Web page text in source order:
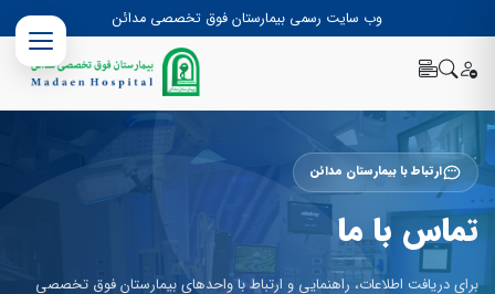
وب سایت رسمی بیمارستان فوق تخصصی مدائن
ارتباط با بیمارستان مدائن
تماس با ما
برای دریافت اطلاعات، راهنمایی و ارتباط با واحدهای بیمارستان فوق تخصصی